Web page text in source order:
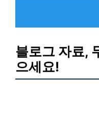
블로그 자료,
으세요!